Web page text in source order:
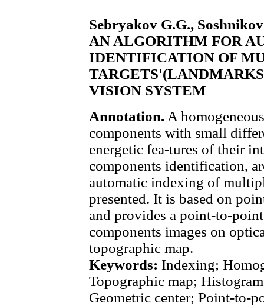
Sebryakov G.G.,
AN ALGORITHM FOR
IDENTIFICATION OF
VISION SYSTEM
Annotation. A
components with small
energetic fea-tures of their
components identification,
automatic indexing of
presented. It is based on
and provides a point-to-
components images on
topographic map.
Keywords: Indexing;
Topographic map;
Geometric center; Point-to-